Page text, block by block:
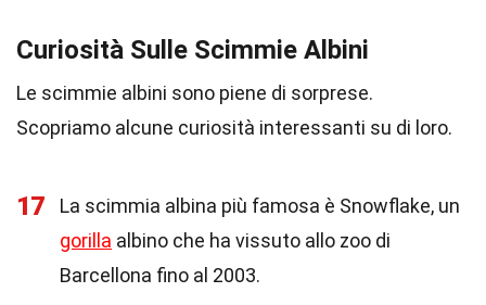
Curiosità Sulle Scimmie Albini
Le scimmie albini sono piene di sorprese.
Scopriamo alcune curiosità interessanti su di loro.
17
La scimmia albina più famosa è Snowflake, un
gorilla albino che ha vissuto allo zoo di
Barcellona fino al 2003.